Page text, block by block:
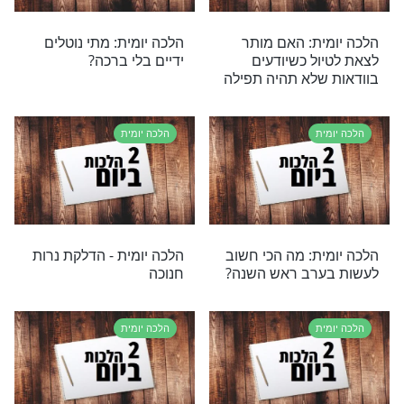
- דיני הלואה
הלכה יומית: האם חייב
לערוך הפרדה בין גברים
לנשים בשיעור תורה?
הלכה יומית